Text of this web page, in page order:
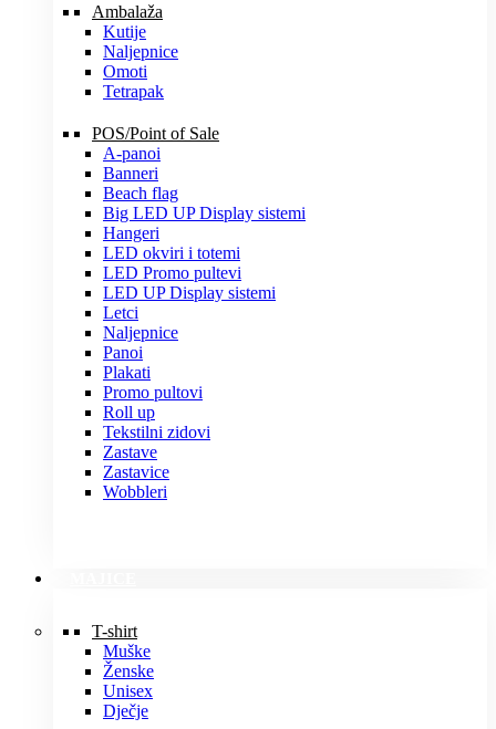
Ambalaža
Kutije
Naljepnice
Omoti
Tetrapak
POS/Point of Sale
A-panoi
Banneri
Beach flag
Big LED UP Display sistemi
Hangeri
LED okviri i totemi
LED Promo pultevi
LED UP Display sistemi
Letci
Naljepnice
Panoi
Plakati
Promo pultovi
Roll up
Tekstilni zidovi
Zastave
Zastavice
Wobbleri
T-shirt
Muške
Ženske
Unisex
Dječje